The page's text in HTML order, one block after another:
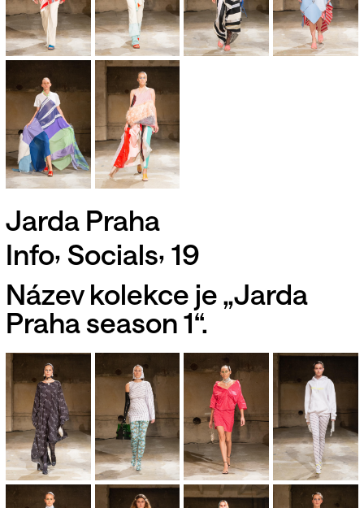
Jarda Praha
Info, Socials, 19
Název kolekce je „Jarda
Praha season 1“.